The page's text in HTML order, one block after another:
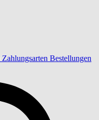
Zahlungsarten Bestellungen